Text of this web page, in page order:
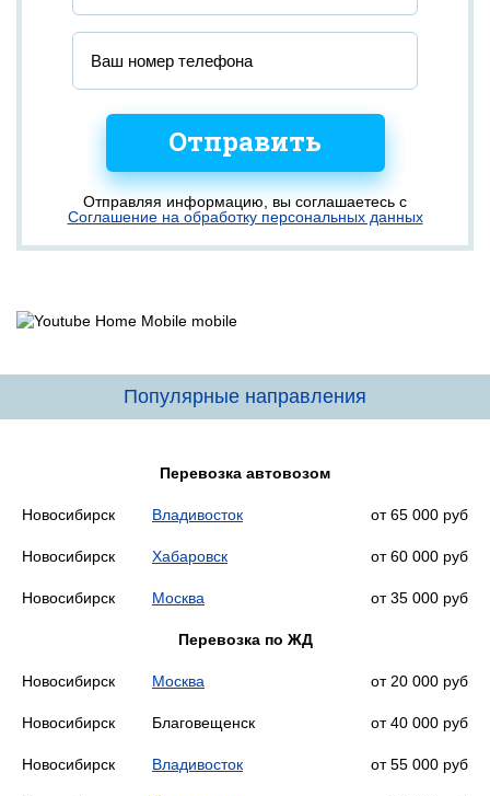
Отправить
Отправляя информацию, вы соглашаетесь с
Соглашение на обработку персональных данных
Популярные направления
Перевозка автовозом
Новосибирск Владивосток от 65 000 руб
Новосибирск Хабаровск от 60 000 руб
Новосибирск Москва от 35 000 руб
Перевозка по ЖД
Новосибирск Москва от 20 000 руб
Новосибирск Благовещенск от 40 000 руб
Новосибирск Владивосток от 55 000 руб